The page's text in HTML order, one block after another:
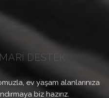
DESTEK
ev yaşam alanlarınıza
biz hazırız.